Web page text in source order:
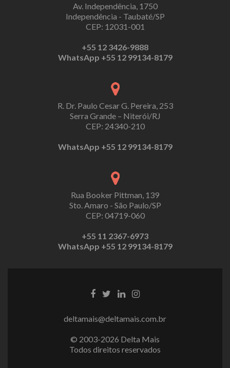
Av. Independência, 1750
Independência - Taubaté/SP
CEP: 12031-001
+55 12 3426-9888
WhatsApp +55 12 99134-8179
R. Dr. Paulo Cesar G. Pereira, 253
Serra Grande – Niterói/RJ
CEP: 24340-210
WhatsApp +55 12 99134-8179
Rua Booker Pittman, 139
Sto. Amaro - São Paulo/SP
CEP: 04719-060
+55 11 2367-6973
WhatsApp +55 12 99134-8179
deltamais@deltamais.com.br
© 2003-2026 Delta Mais
Todos direitos reservados